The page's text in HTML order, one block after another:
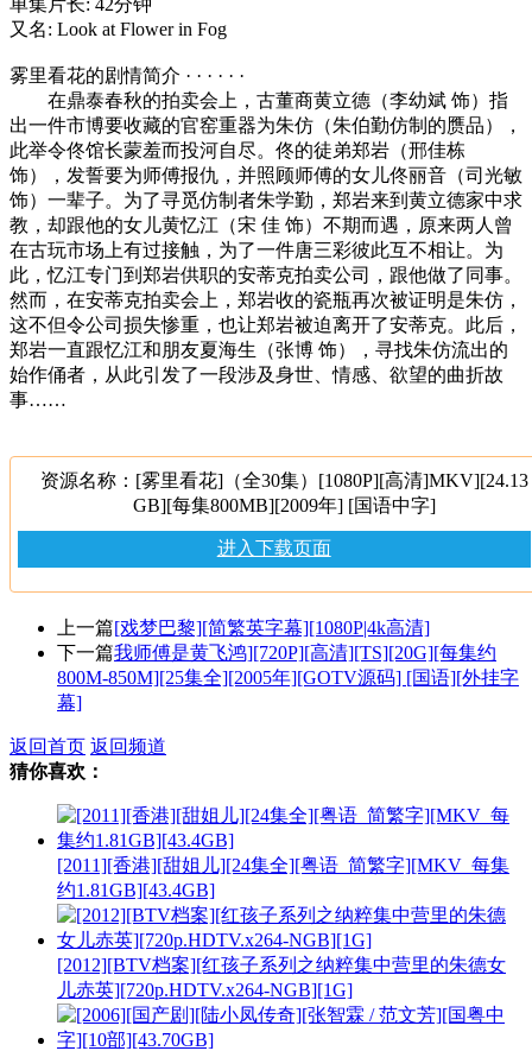
又名: Look at Flower in Fog
雾里看花的剧情简介 · · · · · ·
在鼎泰春秋的拍卖会上，古董商黄立德（李幼斌 饰）指
出一件市博要收藏的官窑重器为朱仿（朱伯勤仿制的赝品），
此举令佟馆长蒙羞而投河自尽。佟的徒弟郑岩（邢佳栋
饰），发誓要为师傅报仇，并照顾师傅的女儿佟丽音（司光敏
饰）一辈子。为了寻觅仿制者朱学勤，郑岩来到黄立德家中求
教，却跟他的女儿黄忆江（宋 佳 饰）不期而遇，原来两人曾
在古玩市场上有过接触，为了一件唐三彩彼此互不相让。为
此，忆江专门到郑岩供职的安蒂克拍卖公司，跟他做了同事。
然而，在安蒂克拍卖会上，郑岩收的瓷瓶再次被证明是朱仿，
这不但令公司损失惨重，也让郑岩被迫离开了安蒂克。此后，
郑岩一直跟忆江和朋友夏海生（张博 饰），寻找朱仿流出的
始作俑者，从此引发了一段涉及身世、情感、欲望的曲折故
事……
资源名称：[雾里看花]（全30集）[1080P][高清]MKV][24.13
GB][每集800MB][2009年] [国语中字]
进入下载页面
上一篇[戏梦巴黎][简繁英字幕][1080P|4k高清]
下一篇我师傅是黄飞鸿][720P][高清][TS][20G][每集约
800M-850M][25集全][2005年][GOTV源码] [国语][外挂字
幕]
返回首页 返回频道
猜你喜欢：
[2011][香港][甜姐儿][24集全][粤语_简繁字][MKV_每集
约1.81GB][43.4GB]
[2012][BTV档案][红孩子系列之纳粹集中营里的朱德女
儿赤英][720p.HDTV.x264-NGB][1G]